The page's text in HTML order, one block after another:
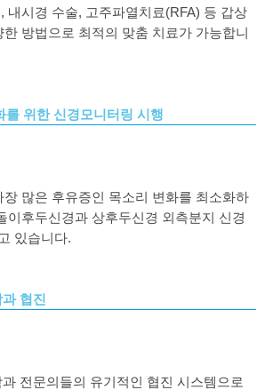
, 내시경 수술, 고주파열치료(RFA) 등 갑상
방법으로 최적의 맞춤 치료가 가능합니
를 위한 신경모니터링 시행
장 많은 후유증인 목소리 변화를 최소화하
이후두신경과 상후두신경 외측분지 신경
있습니다.
협진
전문의들의 유기적인 협진 시스템으로